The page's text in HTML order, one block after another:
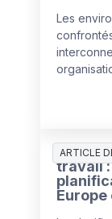
Les
fragilité,
ARTICLE
travail
Europe